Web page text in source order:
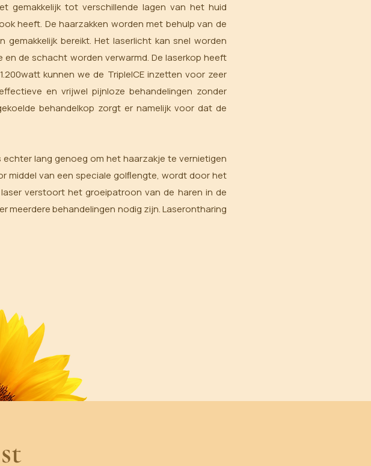
gemakkelijk tot verschillende lagen van het huid
heeft. De haarzakken worden met behulp van de
bereikt. Het laserlicht kan snel worden
de schacht worden verwarmd. De laserkop heeft
kunnen we de TripleICE inzetten voor zeer
en vrijwel pijnloze behandelingen zonder
behandelkop zorgt er namelijk voor dat de
lang genoeg om het haarzakje te vernietigen
middel van een speciale golﬂengte, wordt door het
verstoort het groeipatroon van de haren in de
meerdere behandelingen nodig zijn. Laserontharing